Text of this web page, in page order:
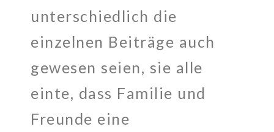
unterschiedlich die
einzelnen Beiträge auch
gewesen seien, sie alle
einte, dass Familie und
Freunde eine